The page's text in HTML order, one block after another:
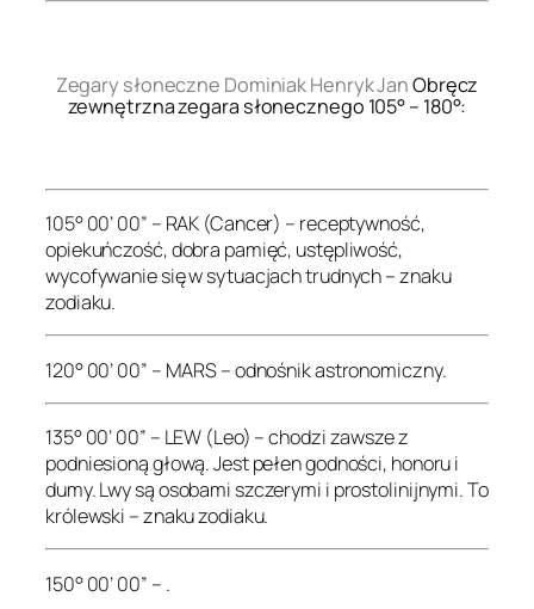
Zegary słoneczne Dominiak Henryk JanObręcz
zewnętrzna zegara słonecznego 105° – 180°:
105° 00’ 00” – RAK (Cancer) – receptywność,
opiekuńczość, dobra pamięć, ustępliwość,
wycofywanie się w sytuacjach trudnych – znaku
zodiaku.
120° 00’ 00” – MARS – odnośnik astronomiczny.
135° 00’ 00” – LEW (Leo) – chodzi zawsze z
podniesioną głową. Jest pełen godności, honoru i
dumy. Lwy są osobami szczerymi i prostolinijnymi. To
królewski – znaku zodiaku.
150° 00’ 00” – .